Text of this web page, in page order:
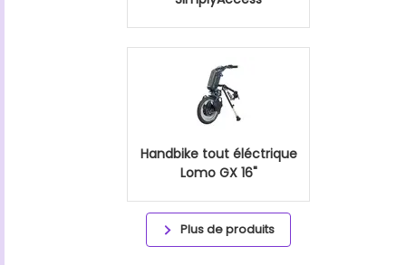
Handbike tout éléctrique
Lomo GX 16"
Plus de produits